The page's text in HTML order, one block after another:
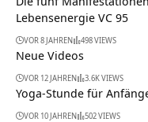
Lebensenergie VC 95
VOR 8 JAHREN 498 VIEWS
Neue Videos
VOR 12 JAHREN 3.6K VIEWS
Yoga-Stunde für
VOR 10 JAHREN 502 VIEWS